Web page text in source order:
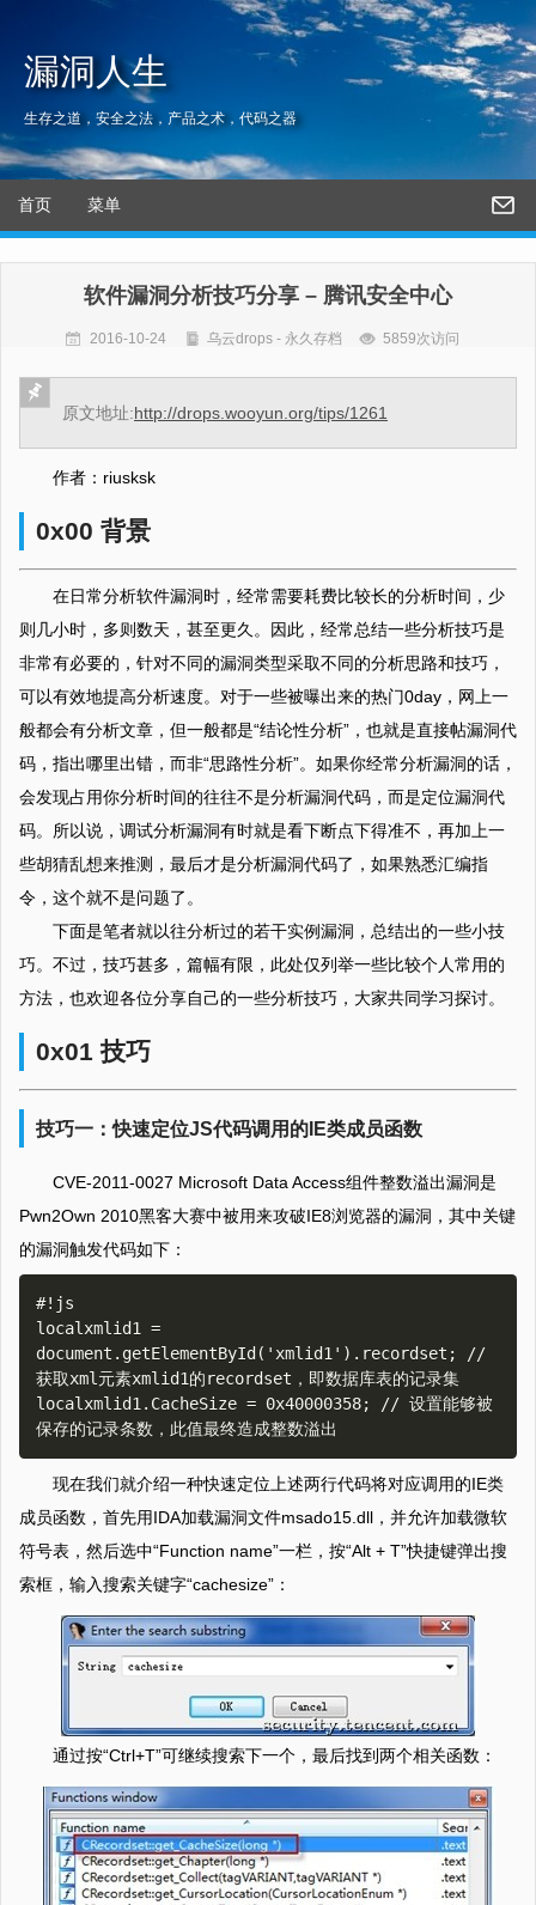
漏洞人生
生存之道，安全之法，产品之术，代码之器
首页 菜单
软件漏洞分析技巧分享 – 腾讯安全中心
2016-10-24 乌云drops - 永久存档 5859次访问
原文地址:http://drops.wooyun.org/tips/1261
作者：riusksk
0x00 背景
在日常分析软件漏洞时，经常需要耗费比较长的分析时间，少
则几小时，多则数天，甚至更久。因此，经常总结一些分析技巧是
非常有必要的，针对不同的漏洞类型采取不同的分析思路和技巧，
可以有效地提高分析速度。对于一些被曝出来的热门0day，网上一
般都会有分析文章，但一般都是“结论性分析”，也就是直接帖漏洞代
码，指出哪里出错，而非“思路性分析”。如果你经常分析漏洞的话，
会发现占用你分析时间的往往不是分析漏洞代码，而是定位漏洞代
码。所以说，调试分析漏洞有时就是看下断点下得准不，再加上一
些胡猜乱想来推测，最后才是分析漏洞代码了，如果熟悉汇编指
令，这个就不是问题了。
下面是笔者就以往分析过的若干实例漏洞，总结出的一些小技
巧。不过，技巧甚多，篇幅有限，此处仅列举一些比较个人常用的
方法，也欢迎各位分享自己的一些分析技巧，大家共同学习探讨。
0x01 技巧
技巧一：快速定位JS代码调用的IE类成员函数
CVE-2011-0027 Microsoft Data Access组件整数溢出漏洞是
Pwn2Own 2010黑客大赛中被用来攻破IE8浏览器的漏洞，其中关键
的漏洞触发代码如下：
#!js
localxmlid1 =
document.getElementById('xmlid1').recordset; //
获取xml元素xmlid1的recordset，即数据库表的记录集
localxmlid1.CacheSize = 0x40000358; // 设置能够被
现在我们就介绍一种快速定位上述两行代码将对应调用的IE类
成员函数，首先用IDA加载漏洞文件msado15.dll，并允许加载微软
符号表，然后选中“Function name”一栏，按“Alt + T”快捷键弹出搜
索框，输入搜索关键字“cachesize”：
通过按“Ctrl+T”可继续搜索下一个，最后找到两个相关函数：